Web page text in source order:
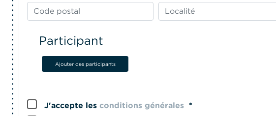
Participant
Ajouter des participants
J'accepte les conditions générales *